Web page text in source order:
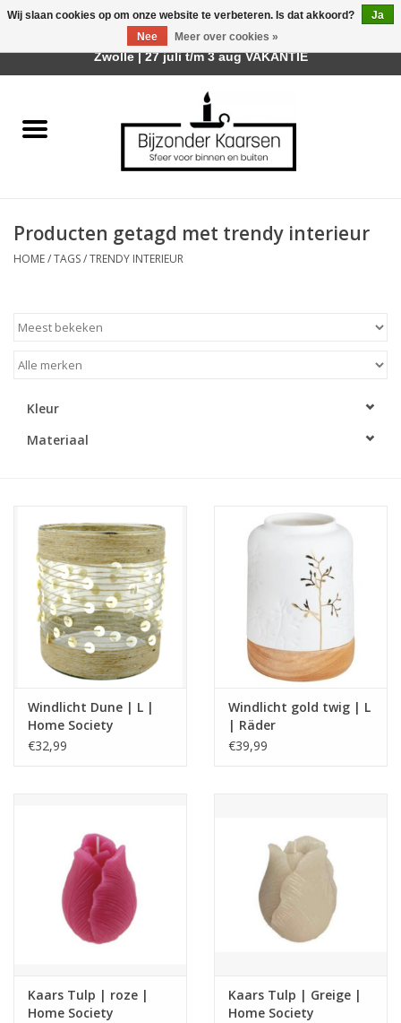
Räder Design Stories
Geurkaarsen
LED Kaarsen
Relatiegeschenken & Bedankjes
Huisparfums
Merken
Producten getagd met trendy interieur
HOME/TAGS/TRENDY INTERIEUR
Kleur
Materiaal
Windlicht Dune | L |
Home Society
€32,99
Windlicht gold twig | L
| Räder
€39,99
Kaars Tulp | roze |
Home Society
Kaars Tulp | Greige |
Home Society
Wij slaan cookies op om onze website te verbeteren. Is dat akkoord?
Ja
Nee
Meer over cookies »
Afhalen is mogelijk bij mijn winkel Trotz | Belvederelaan 107
Zwolle | 27 juli t/m 3 aug VAKANTIE